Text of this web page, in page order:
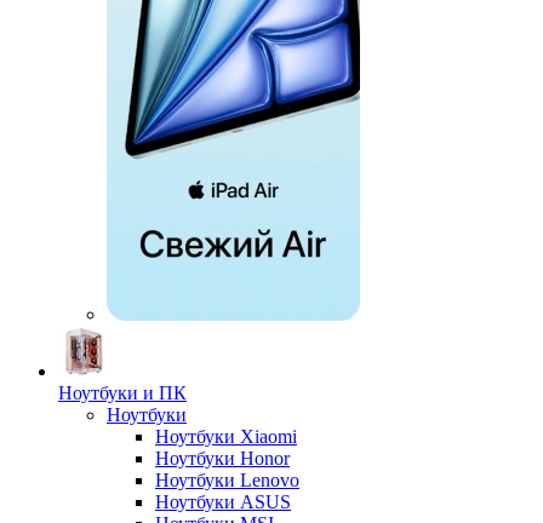
Ноутбуки и ПК
Ноутбуки
Ноутбуки Xiaomi
Ноутбуки Honor
Ноутбуки Lenovo
Ноутбуки ASUS